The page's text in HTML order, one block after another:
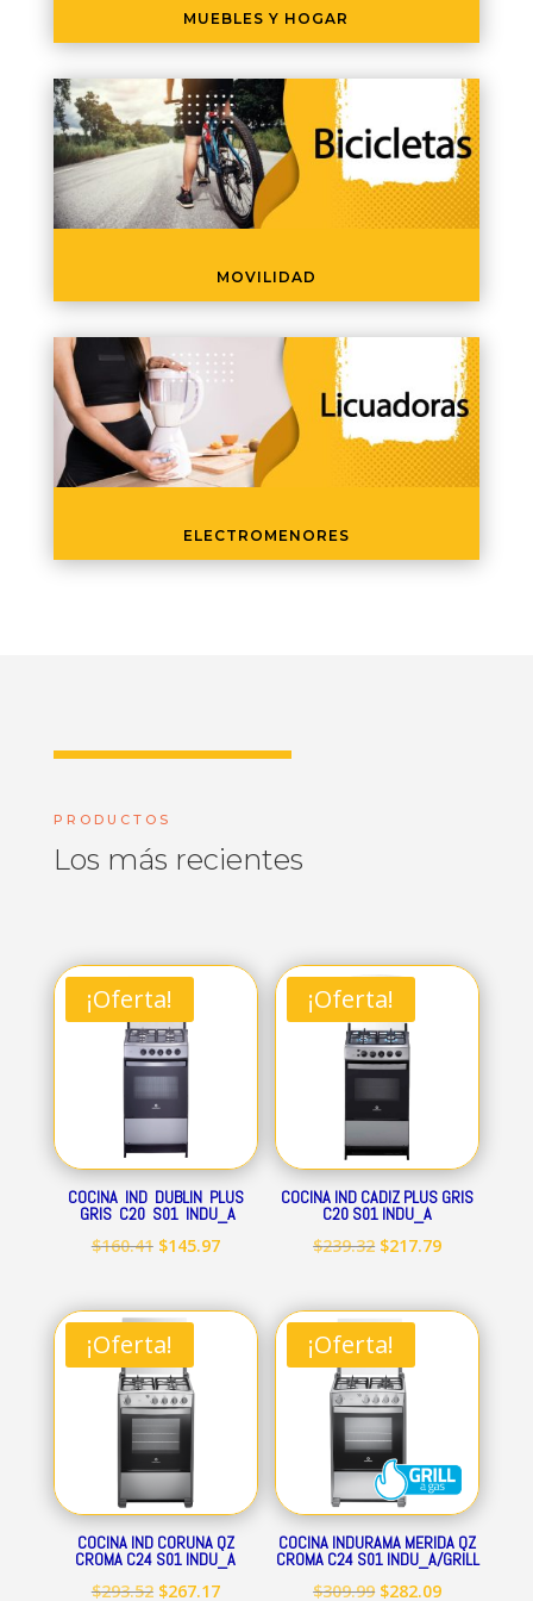
MUEBLES Y HOGAR
MOVILIDAD
ELECTROMENORES
PRODUCTOS
Los más recientes
¡Oferta!
COCINA IND DUBLIN PLUS
GRIS C20 S01 INDU_A
$160.41 El
original
era:
$160.41.
$145.97El
actual
¡Oferta!
COCINA IND CADIZ PLUS GRIS
C20 S01 INDU_A
$239.32 El
original
era:
$239.32.
$217.79El
actual
¡Oferta!
COCINA IND CORUNA QZ
CROMA C24 S01 INDU_A
$293.52 El
$267.17El
¡Oferta!
COCINA INDURAMA MERIDA QZ
CROMA C24 S01 INDU_A/GRILL
$309.99 El
$282.09El